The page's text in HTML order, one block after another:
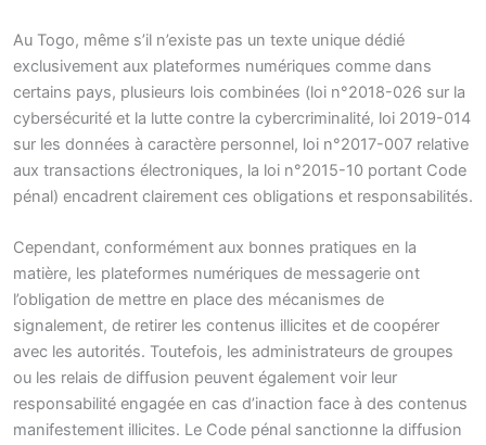
Au Togo, même s’il n’existe pas un texte unique dédié
exclusivement aux plateformes numériques comme dans
certains pays, plusieurs lois combinées (loi n°2018-026 sur la
cybersécurité et la lutte contre la cybercriminalité, loi 2019-014
sur les données à caractère personnel, loi n°2017-007 relative
aux transactions électroniques, la loi n°2015-10 portant Code
pénal) encadrent clairement ces obligations et responsabilités.
Cependant, conformément aux bonnes pratiques en la
matière, les plateformes numériques de messagerie ont
l’obligation de mettre en place des mécanismes de
signalement, de retirer les contenus illicites et de coopérer
avec les autorités. Toutefois, les administrateurs de groupes
ou les relais de diffusion peuvent également voir leur
responsabilité engagée en cas d’inaction face à des contenus
manifestement illicites. Le Code pénal sanctionne la diffusion